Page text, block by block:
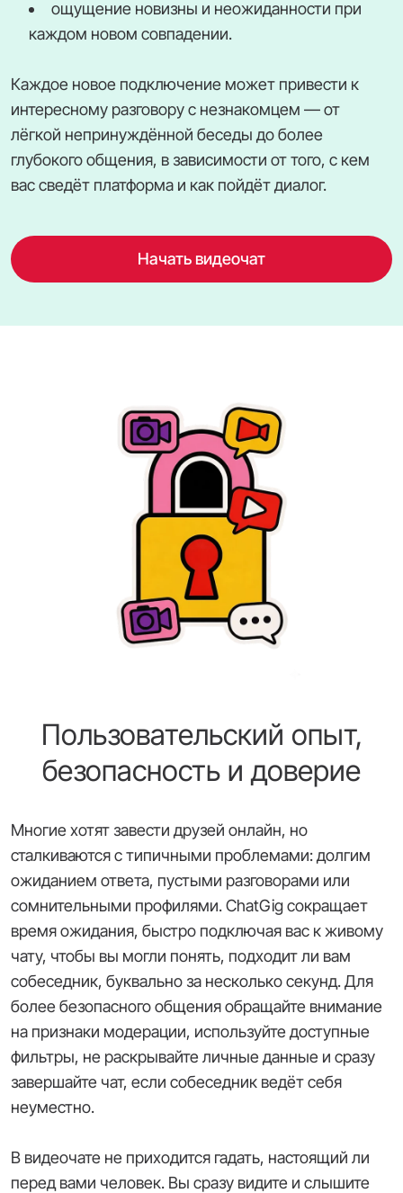
ощущение новизны и неожиданности при
каждом новом совпадении.
Каждое новое подключение может привести к
интересному разговору с незнакомцем — от
лёгкой непринуждённой беседы до более
глубокого общения, в зависимости от того, с кем
вас сведёт платформа и как пойдёт диалог.
Начать видеочат
Пользовательский опыт,
безопасность и доверие
Многие хотят завести друзей онлайн, но
сталкиваются с типичными проблемами: долгим
ожиданием ответа, пустыми разговорами или
сомнительными профилями. ChatGig сокращает
время ожидания, быстро подключая вас к живому
чату, чтобы вы могли понять, подходит ли вам
собеседник, буквально за несколько секунд. Для
более безопасного общения обращайте внимание
на признаки модерации, используйте доступные
фильтры, не раскрывайте личные данные и сразу
завершайте чат, если собеседник ведёт себя
неуместно.
В видеочате не приходится гадать, настоящий ли
перед вами человек. Вы сразу видите и слышите